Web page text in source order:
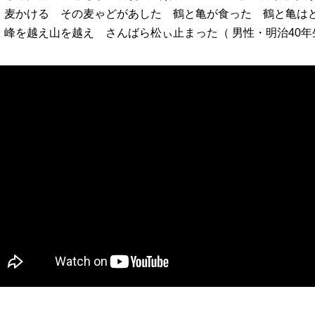
麦かける その麦ゃどがあした 鶴と亀が食った 鶴と亀は
峰を越え山を越え さんばら松ぃ止まった（ 男性・明治40年